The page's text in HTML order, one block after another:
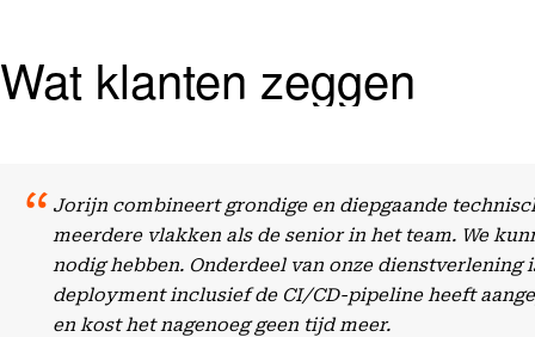
Wat klanten zeggen
Jorijn combineert grondige en diepgaande
meerdere vlakken als de senior in het team. We
nodig hebben. Onderdeel van onze
deployment inclusief de CI/CD-pipeline heeft
en kost het nagenoeg geen tijd meer.